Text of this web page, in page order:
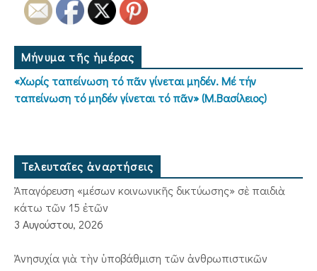
Μήνυμα τῆς ἡμέρας
«Χωρίς ταπείνωση τό πᾶν γίνεται μηδέν. Μέ τήν
ταπείνωση τό μηδέν γίνεται τό πᾶν» (Μ.Βασίλειος)
Τελευταῖες ἀναρτήσεις
Ἀπαγόρευση «μέσων κοινωνικῆς δικτύωσης» σὲ παιδιὰ
κάτω τῶν 15 ἐτῶν
3 Αυγούστου, 2026
Ἀνησυχία γιὰ τὴν ὑποβάθμιση τῶν ἀνθρωπιστικῶν